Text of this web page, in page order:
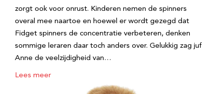
zorgt ook voor onrust. Kinderen nemen de spinners
overal mee naartoe en hoewel er wordt gezegd dat
Fidget spinners de concentratie verbeteren, denken
sommige leraren daar toch anders over. Gelukkig zag juf
Anne de veelzijdigheid van…
Lees meer